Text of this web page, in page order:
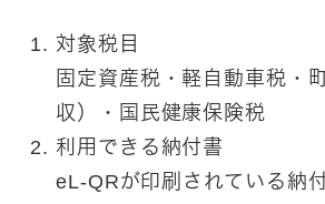
対象税目
固定資産税・軽自動車税・
収）・国民健康保険税
利用できる納付書
eL-QRが印刷されている納